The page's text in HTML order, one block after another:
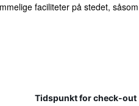
faciliteter på stedet,
Tidspunkt for check-out